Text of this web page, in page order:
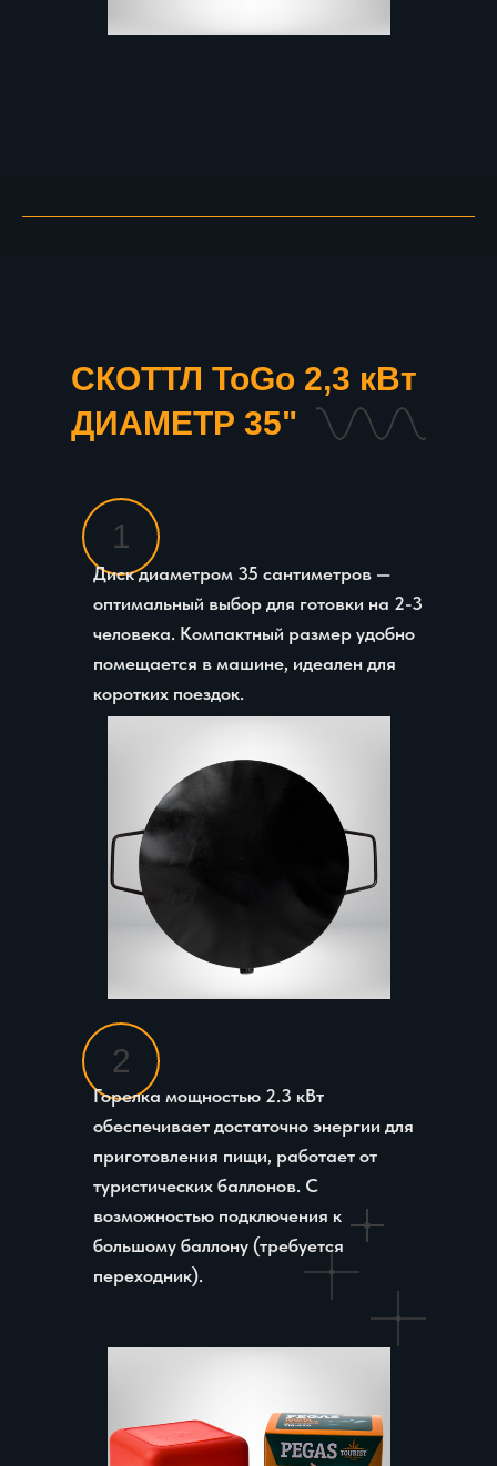
1
2
СКОТТЛ ToGo 2,3 кВт
ДИАМЕТР 35"
Диск диаметром 35 сантиметров —
оптимальный выбор для готовки на 2-3
человека. Компактный размер удобно
помещается в машине, идеален для
коротких поездок.
Горелка мощностью 2.3 кВт
обеспечивает достаточно энергии для
приготовления пищи, работает от
туристических баллонов. С
возможностью подключения к
большому баллону (требуется
переходник).